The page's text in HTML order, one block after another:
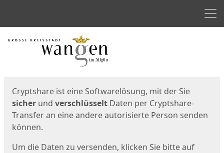
Start
Cryptshare ist eine Softwarelösung, mit der Sie
sicher und verschlüsselt Daten per Cryptshare-
Transfer an eine andere autorisierte Person senden
können.
Um die Daten zu versenden, klicken Sie bitte auf